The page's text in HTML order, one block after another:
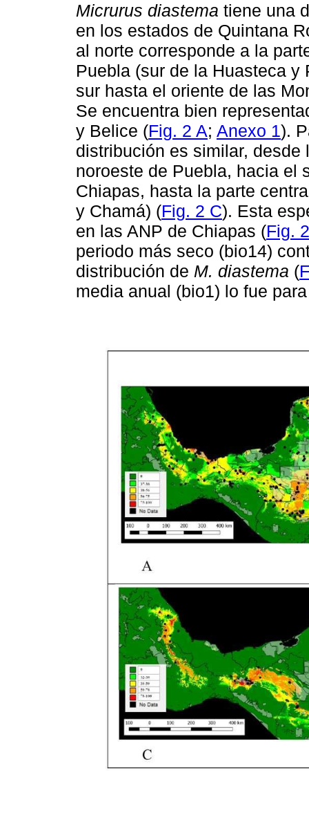
Micrurus diastema tiene una
en los estados de Quintana
al norte corresponde a la
Puebla (sur de la Huasteca
sur hasta el oriente de las
Se encuentra bien
y Belice (Fig. 2 A; Anexo 1).
distribución es similar, desde
noroeste de Puebla, hacia el
Chiapas, hasta la parte
y Chamá) (Fig. 2 C). Esta
en las ANP de Chiapas (Fig.
periodo más seco (bio14)
distribución de M. diastema (
media anual (bio1) lo fue